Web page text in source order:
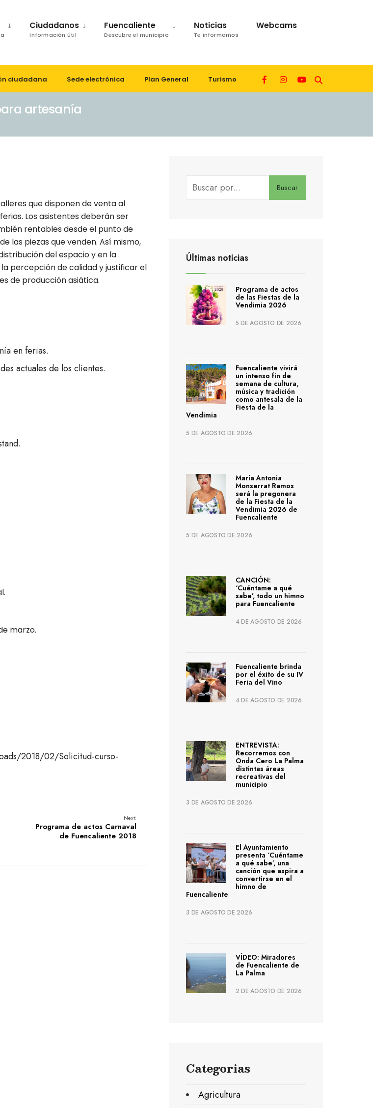
Ciudadanos
Información útil
Fuencaliente
Descubre el municipio
Noticias
Te informamos
Webcams
ciudadana Sede electrónica Plan General Turismo
artesanía
que disponen de venta al
Los asistentes deberán ser
rentables desde el punto de
las piezas que venden. Así mismo,
del espacio y en la
percepción de calidad y justificar el
de producción asiática.
en ferias.
actuales de los clientes.
marzo.
2018/02/Solicitud-curso-
Next:
Programa de actos Carnaval
de Fuencaliente 2018
Buscar
Últimas noticias
Programa de actos
de las Fiestas de la
Vendimia 2026
5 DE AGOSTO DE 2026
Fuencaliente vivirá
un intenso fin de
semana de cultura,
música y tradición
como antesala de la
Fiesta de la
Vendimia
5 DE AGOSTO DE 2026
María Antonia
Monserrat Ramos
será la pregonera
de la Fiesta de la
Vendimia 2026 de
Fuencaliente
5 DE AGOSTO DE 2026
CANCIÓN:
‘Cuéntame a qué
sabe’, todo un himno
para Fuencaliente
4 DE AGOSTO DE 2026
Fuencaliente brinda
por el éxito de su IV
Feria del Vino
4 DE AGOSTO DE 2026
ENTREVISTA:
Recorremos con
Onda Cero La Palma
distintas áreas
recreativas del
municipio
3 DE AGOSTO DE 2026
El Ayuntamiento
presenta ‘Cuéntame
a qué sabe’, una
canción que aspira a
convertirse en el
himno de
Fuencaliente
3 DE AGOSTO DE 2026
VÍDEO: Miradores
de Fuencaliente de
La Palma
2 DE AGOSTO DE 2026
Categorias
Agricultura